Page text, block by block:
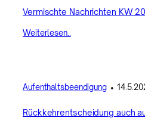
Vermischte Nachrichten KW
Weiterlesen..
Aufenthaltsbeendigung•
Rückkehrentscheidung auch